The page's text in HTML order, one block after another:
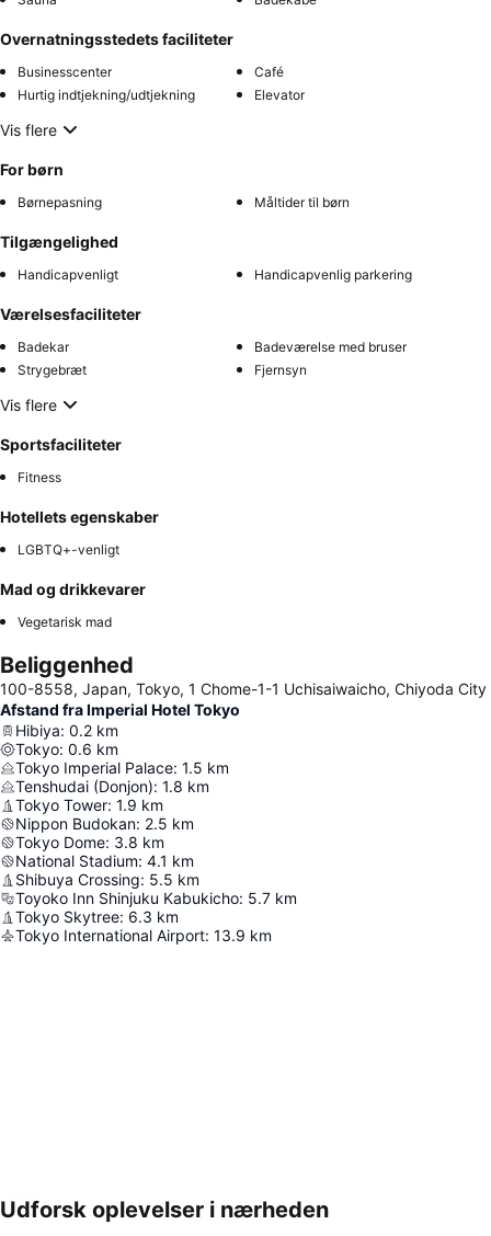
Overnatningsstedets faciliteter
Businesscenter
Café
Hurtig indtjekning/udtjekning
Elevator
Vis flere
For børn
Børnepasning Måltider til børn
Tilgængelighed
Handicapvenligt Handicapvenlig parkering
Værelsesfaciliteter
Badekar
Badeværelse med bruser
Strygebræt
Fjernsyn
Vis flere
Sportsfaciliteter
Fitness
Hotellets egenskaber
LGBTQ+-venligt
Mad og drikkevarer
Vegetarisk mad
Beliggenhed
100-8558, Japan, Tokyo, 1 Chome-1-1 Uchisaiwaicho, Chiyoda City
Afstand fra Imperial Hotel Tokyo
Hibiya: 0.2 km
Tokyo: 0.6 km
Tokyo Imperial Palace: 1.5 km
Tenshudai (Donjon): 1.8 km
Tokyo Tower: 1.9 km
Nippon Budokan: 2.5 km
Tokyo Dome: 3.8 km
National Stadium: 4.1 km
Shibuya Crossing: 5.5 km
Toyoko Inn Shinjuku Kabukicho: 5.7 km
Tokyo Skytree: 6.3 km
Tokyo International Airport: 13.9 km
Udvid kort
Udforsk oplevelser i nærheden